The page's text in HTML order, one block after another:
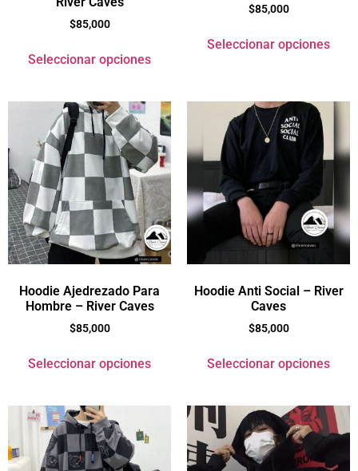
$85,000
Seleccionar opciones
$85,000
Seleccionar opciones
Hoodie Ajedrezado Para
Hombre – River Caves
$85,000
Seleccionar opciones
Hoodie Anti Social – River
Caves
$85,000
Seleccionar opciones